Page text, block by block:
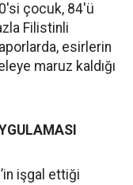
çocuk, 84'ü
Filistinli
esirlerin
maruz kaldığı
işgal ettiği